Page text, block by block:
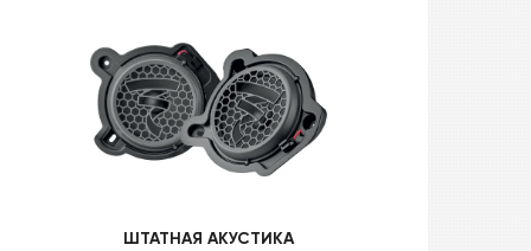
ШТАТНАЯ АКУСТИКА